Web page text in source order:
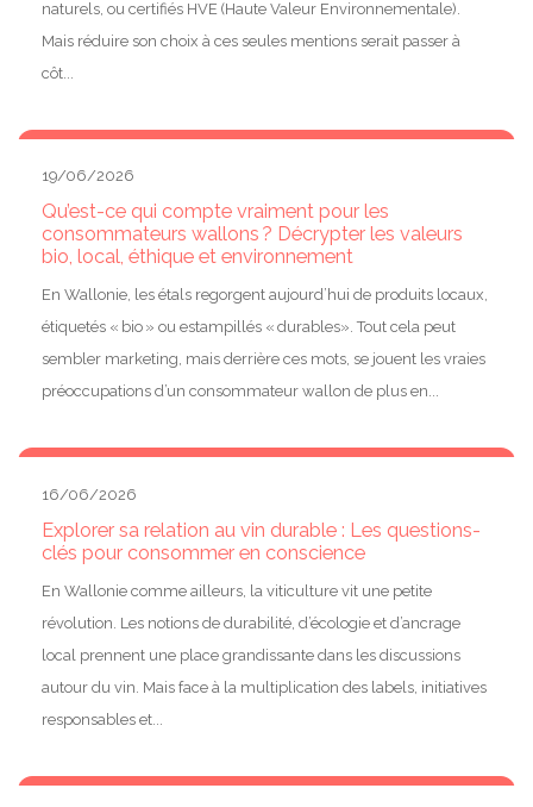
naturels, ou certifiés HVE (Haute Valeur Environnementale).
Mais réduire son choix à ces seules mentions serait passer à
côt...
19/06/2026
Qu’est-ce qui compte vraiment pour les
consommateurs wallons ? Décrypter les valeurs
bio, local, éthique et environnement
En Wallonie, les étals regorgent aujourd’hui de produits locaux,
étiquetés « bio » ou estampillés « durables». Tout cela peut
sembler marketing, mais derrière ces mots, se jouent les vraies
préoccupations d’un consommateur wallon de plus en...
16/06/2026
Explorer sa relation au vin durable : Les questions-
clés pour consommer en conscience
En Wallonie comme ailleurs, la viticulture vit une petite
révolution. Les notions de durabilité, d’écologie et d’ancrage
local prennent une place grandissante dans les discussions
autour du vin. Mais face à la multiplication des labels, initiatives
responsables et...